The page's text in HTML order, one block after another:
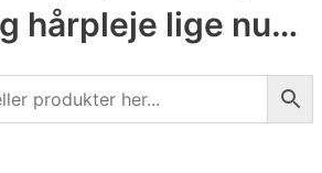
hårpleje lige nu…